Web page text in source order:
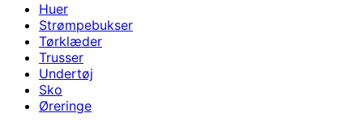
Huer
Strømpebukser
Tørklæder
Trusser
Undertøj
Sko
Øreringe